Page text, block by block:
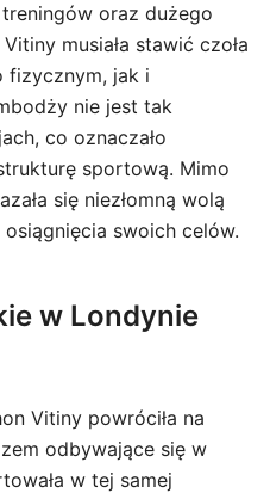
oraz dużego
musiała stawić czoła
fizycznym, jak i
nie jest tak
co oznaczało
sportową. Mimo
się niezłomną wolą
swoich celów.
w Londynie
Vitiny powróciła na
odbywające się w
w tej samej